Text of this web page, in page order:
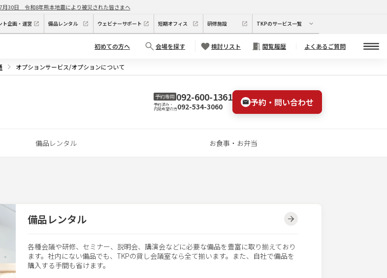
月30日 令和8年熊本地震により被災された皆さまへ
ト企画・運営 備品レンタル ウェビナーサポート 短期オフィス 研修施設 TKPのサービス一覧
初めての方へ 会場を探す 検討リスト 閲覧履歴 よくあるご質問
オプションサービス/オプションについて
予約専用 092-600-1361
予約済み・
内見希望の方092-534-3060 予約・問い合わせ
備品レンタル お食事・お弁当
備品レンタル
各種会議や研修、セミナー、説明会、講演会などに必要な備品を豊富に取り揃えており
ます。社内にない備品でも、TKPの貸し会議室なら全て揃います。また、自社で備品を
購入する手間も省けます。